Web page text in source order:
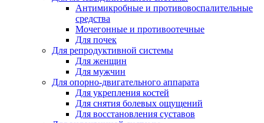
Антимикробные и противовоспалительные
средства
Мочегонные и противоотечные
Для почек
Для репродуктивной системы
Для женщин
Для мужчин
Для опорно-двигательного аппарата
Для укрепления костей
Для снятия болевых ощущений
Для восстановления суставов